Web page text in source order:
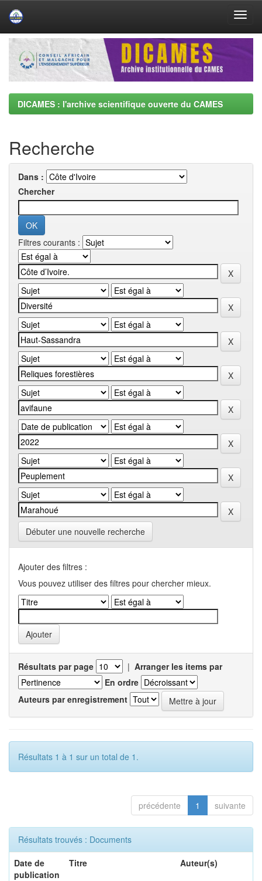
Skip
navigation
DICAMES : l'archive scientifique ouverte du CAMES
Recherche
Dans :
Chercher
Filtres courants :
Débuter une nouvelle recherche
Ajouter des filtres :
Vous pouvez utiliser des filtres pour chercher mieux.
Résultats par page | Arranger les items par
En ordre
Auteurs par enregistrement
Résultats 1 à 1 sur un total de 1.
précédente 1 suivante
Résultats trouvés : Documents
Date de
publication
Titre Auteur(s)